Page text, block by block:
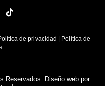
de privacidad
Política de
Reservados. Diseño web por